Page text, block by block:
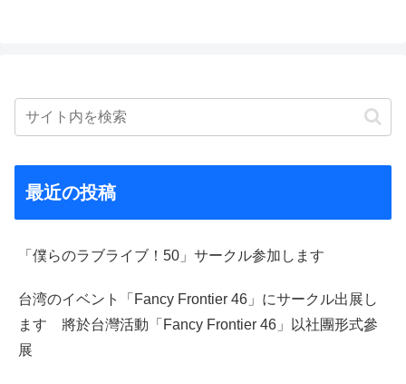
最近の投稿
「僕らのラブライブ！50」サークル参加します
台湾のイベント「Fancy Frontier 46」にサークル出展し
ます 將於台灣活動「Fancy Frontier 46」以社團形式參
展